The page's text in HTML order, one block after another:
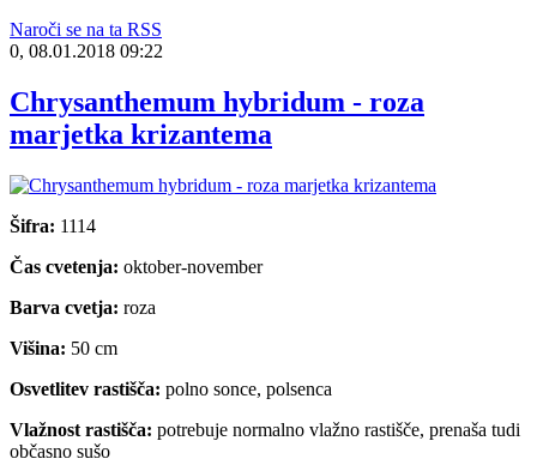
Naroči se na ta RSS
0, 08.01.2018 09:22
Chrysanthemum hybridum - roza
marjetka krizantema
Šifra: 1114
Čas cvetenja: oktober-november
Barva cvetja: roza
Višina: 50 cm
Osvetlitev rastišča: polno sonce, polsenca
Vlažnost rastišča: potrebuje normalno vlažno rastišče, prenaša tudi
občasno sušo